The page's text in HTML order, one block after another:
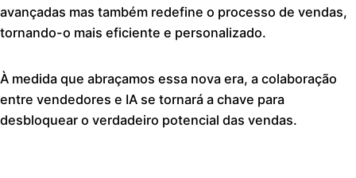
avançadas mas também redefine o processo de vendas,
tornando-o mais eficiente e personalizado.
À medida que abraçamos essa nova era, a colaboração
entre vendedores e IA se tornará a chave para
desbloquear o verdadeiro potencial das vendas.